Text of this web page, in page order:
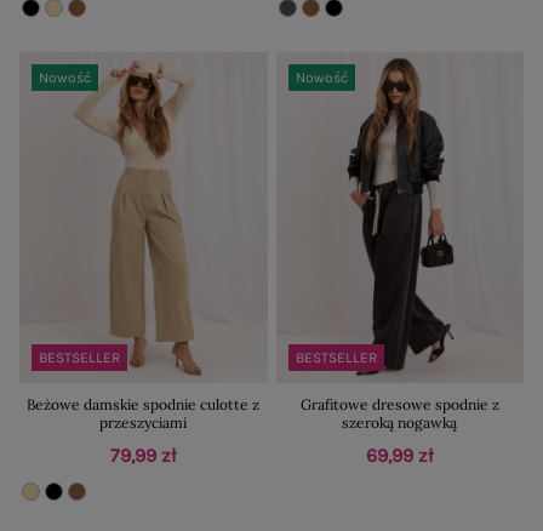
BESTSELLER
Nowość
Beżowe damskie spodnie culotte z
przeszyciami
79,99 zł
BESTSELLER
Nowość
Grafitowe dresowe spodnie z
szeroką nogawką
69,99 zł